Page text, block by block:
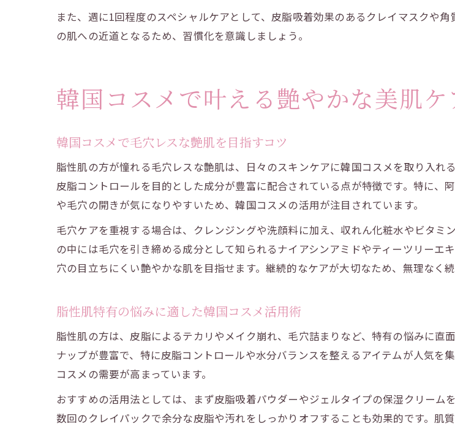
また、週に1回程度のスペシャルケアとして、皮脂吸着効果のあるクレイマスクや
の肌への近道となるため、習慣化を意識しましょう。
韓国コスメで叶える艶やかな美肌ケ
韓国コスメで毛穴レスな艶肌を目指すコツ
脂性肌の方が憧れる毛穴レスな艶肌は、日々のスキンケアに韓国コスメを取り入れ
皮脂コントロールを目的とした成分が豊富に配合されている点が特徴です。特に、
や毛穴の開きが気になりやすいため、韓国コスメの活用が注目されています。
毛穴ケアを重視する場合は、クレンジングや洗顔料に加え、収れん化粧水やビタミ
の中には毛穴を引き締める成分として知られるナイアシンアミドやティーツリー
穴の目立ちにくい艶やかな肌を目指せます。継続的なケアが大切なため、無理なく
脂性肌特有の悩みに適した韓国コスメ活用術
脂性肌の方は、皮脂によるテカリやメイク崩れ、毛穴詰まりなど、特有の悩みに直
ナップが豊富で、特に皮脂コントロールや水分バランスを整えるアイテムが人気を
コスメの需要が高まっています。
おすすめの活用法としては、まず皮脂吸着パウダーやジェルタイプの保湿クリー
数回のクレイパックで余分な皮脂や汚れをしっかりオフすることも効果的です。肌